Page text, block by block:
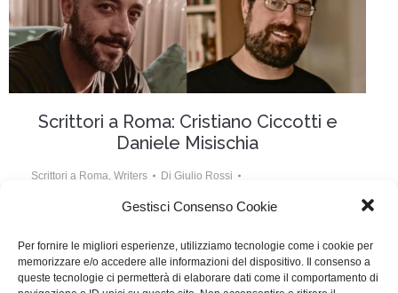
Gestisci Consenso Cookie
Per fornire le migliori esperienze, utilizziamo tecnologie come i cookie per
memorizzare e/o accedere alle informazioni del dispositivo. Il consenso a
queste tecnologie ci permetterà di elaborare dati come il comportamento di
Scrittori a Roma: Cristiano Ciccotti e
Daniele Misischia
Scrittori a Roma Writers Di Giulio Rossi
Lascia un commento
hanno sceneggiato il lungometraggio In Un Giorno La